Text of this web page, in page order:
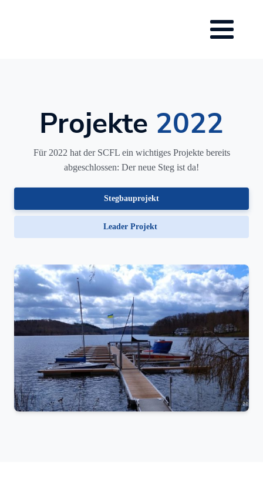
Projekte 2022
Für 2022 hat der SCFL ein wichtiges Projekte bereits
abgeschlossen: Der neue Steg ist da!
Stegbauprojekt
Leader Projekt